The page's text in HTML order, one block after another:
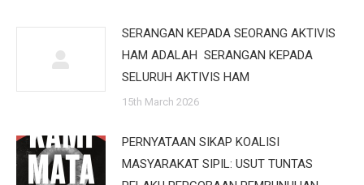
SERANGAN KEPADA SEORANG AKTIVIS
HAM ADALAH SERANGAN KEPADA
SELURUH AKTIVIS HAM
15th March 2026
PERNYATAAN SIKAP KOALISI
MASYARAKAT SIPIL: USUT TUNTAS